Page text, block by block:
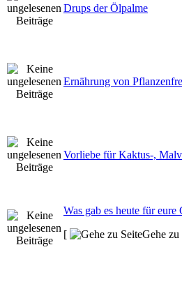
Drups der Ölpalme
Ernährung von
Vorliebe für Kaktus-,
Was gab es heute für
[
Gehe zu